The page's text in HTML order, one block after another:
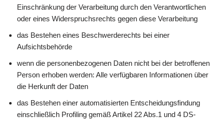
Einschränkung der Verarbeitung durch den Verantwortlichen
oder eines Widerspruchsrechts gegen diese Verarbeitung
das Bestehen eines Beschwerderechts bei einer
Aufsichtsbehörde
wenn die personenbezogenen Daten nicht bei der betroffenen
Person erhoben werden: Alle verfügbaren Informationen über
die Herkunft der Daten
das Bestehen einer automatisierten Entscheidungsfindung
einschließlich Profiling gemäß Artikel 22 Abs.1 und 4 DS-